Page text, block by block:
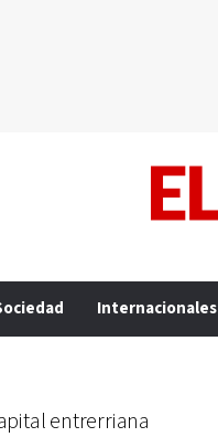
Internacionales
entrerriana